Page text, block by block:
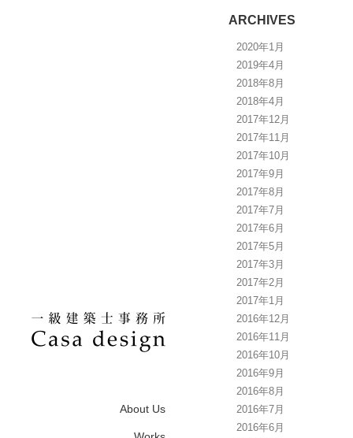
About Us
ARCHIVES
2020年1月
2019年4月
2018年8月
2018年4月
2017年12月
2017年11月
2017年10月
2017年9月
2017年8月
2017年7月
2017年6月
2017年5月
2017年3月
2017年2月
2017年1月
2016年12月
2016年11月
2016年10月
2016年9月
2016年8月
2016年7月
2016年6月